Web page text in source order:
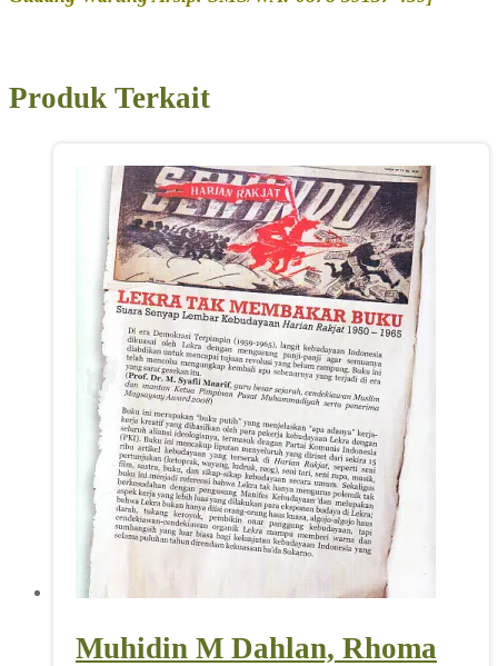
Produk Terkait
Muhidin M Dahlan, Rhoma